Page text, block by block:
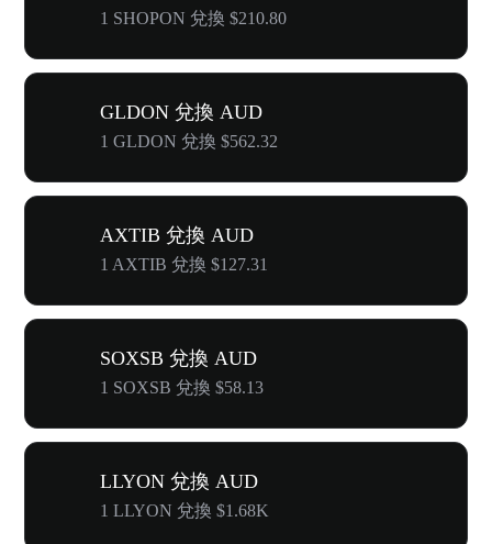
1 SHOPON 兌換 $210.80
GLDON 兌換 AUD
1 GLDON 兌換 $562.32
AXTIB 兌換 AUD
1 AXTIB 兌換 $127.31
SOXSB 兌換 AUD
1 SOXSB 兌換 $58.13
LLYON 兌換 AUD
1 LLYON 兌換 $1.68K